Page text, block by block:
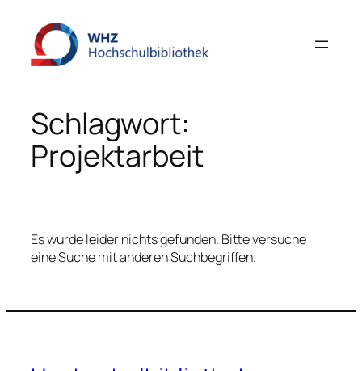
Inhalt
springen
Schlagwort:
Projektarbeit
Es wurde leider nichts gefunden. Bitte versuche
eine Suche mit anderen Suchbegriffen.